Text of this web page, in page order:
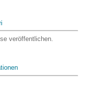
veröffentlichen.